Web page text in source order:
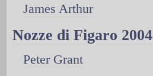
James Arthur
Nozze di Figaro 2004
Peter Grant